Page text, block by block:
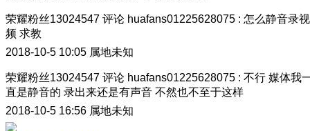
荣耀粉丝13024547 评论 huafans01225628075 : 怎么静音录视
频 求教
2018-10-5 10:05 属地未知
荣耀粉丝13024547 评论 huafans01225628075 : 不行 媒体我
直是静音的 录出来还是有声音 不然也不至于这样
2018-10-5 16:56 属地未知